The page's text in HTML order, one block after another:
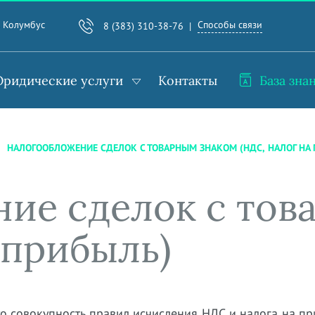
Колумбус 8 (383) 310-38-76 Способы связи
услуги Контакты База
НАЛОГООБЛОЖЕНИЕ СДЕЛОК С ТОВАРНЫМ ЗНАКОМ (НДС, НАЛОГ НА
сделок с